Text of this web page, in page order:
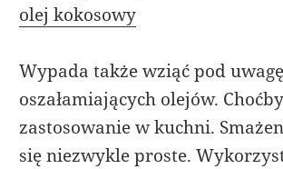
olej kokosowy
Wypada także wziąć pod
oszałamiających olejów.
zastosowanie w kuchni.
się niezwykle proste.